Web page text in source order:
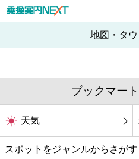
地図・タ
ブックマー
天気
スポットをジャンルからさがす